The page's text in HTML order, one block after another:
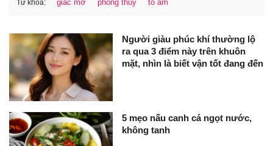
Từ khóa: giấc mơ phong thủy tổ ấm
Người giàu phúc khí thường lộ
ra qua 3 điểm này trên khuôn
mặt, nhìn là biết vận tốt đang đến
5 mẹo nấu canh cá ngọt nước,
không tanh